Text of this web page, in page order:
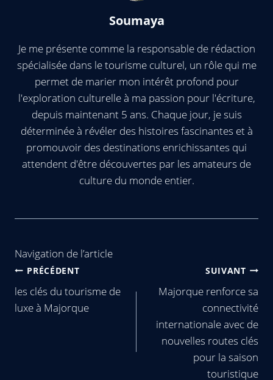
Soumaya
Je me présente comme la responsable de rédaction
spécialisée dans le tourisme culturel, un rôle qui me
permet de marier mon intérêt profond pour
l'exploration culturelle à ma passion pour l'écriture,
depuis maintenant 5 ans. Chaque jour, je suis
déterminée à révéler des histoires fascinantes et à
promouvoir des destinations enrichissantes qui
attendent d'être découvertes par les amateurs de
culture du monde entier.
Navigation de l’article
PRÉCÉDENT
les clés du tourisme de
luxe à Majorque
SUIVANT
Majorque renforce sa
connectivité
internationale avec de
nouvelles routes clés
pour la saison
touristique